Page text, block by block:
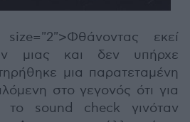
εκεί
μιας και δεν υπήρχε
μια παρατεταμένη
στο γεγονός ότι για
sound check γινόταν